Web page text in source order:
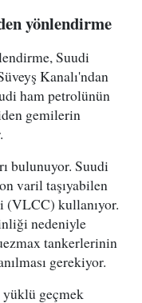
yönlendirme
Suudi
Kanalı'ndan
ham petrolünün
gemilerin
bulunuyor. Suudi
varil taşıyabilen
(VLCC) kullanıyor.
nedeniyle
tankerlerinin
gerekiyor.
geçmek